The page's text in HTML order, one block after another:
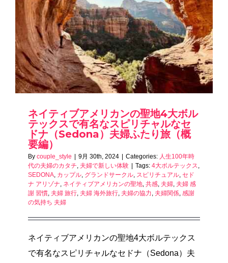
ネイティブアメリカンの聖地4大ボル
テックスで有名なスピリチャルなセ
ドナ（Sedona）夫婦ふたり旅（概
要編）
By couple_style 9月 30th, 2024 Categories: 人生100年時
代の夫婦のカタチ, 夫婦で新しい体験 Tags: 4大ボルテックス,
SEDONA, カップル, グランドサークル, スピリチュアル, セド
ナ アリゾナ, ネイティブアメリカンの聖地, 共感, 夫婦, 夫婦 感
謝 習慣, 夫婦 旅行, 夫婦 海外旅行, 夫婦の協力, 夫婦関係, 感謝
の気持ち 夫婦
ネイティブアメリカンの聖地4大ボルテックス
で有名なスピリチャルなセドナ（Sedona）夫